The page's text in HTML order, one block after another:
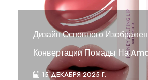
Дизайн Основного
Конвертации Помады На
15 ДЕКАБРЯ 2025 Г.